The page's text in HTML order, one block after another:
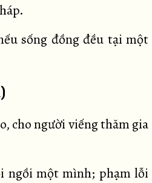
sống đồng đều tại một
cho người viếng thăm gia
ngồi một mình; phạm lỗi